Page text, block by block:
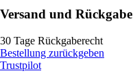
Versand und Rückgabe
30 Tage Rückgaberecht
Bestellung zurückgeben
Trustpilot